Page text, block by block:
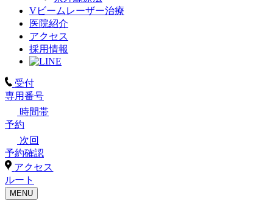
Vビームレーザー治療
医院紹介
アクセス
採用情報
受付
専用番号
時間帯
予約
次回
予約確認
アクセス
ルート
MENU